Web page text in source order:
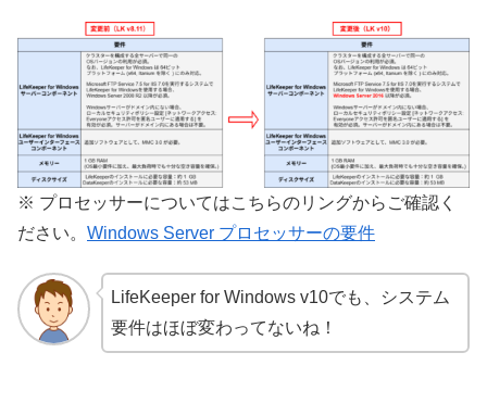
※ プロセッサーについてはこちらのリングからご確認く
ださい。 Windows Server プロセッサーの要件
LifeKeeper for Windows v10でも、システム
要件はほぼ変わってないね！